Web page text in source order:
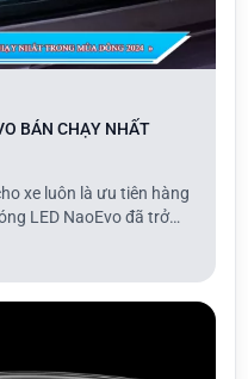
BÁN CHẠY NHẤT
xe luôn là ưu tiên hàng
LED NaoEvo đã trở
lượng vượt trội và độ
mạnh mẽ và thiết kế
đáp